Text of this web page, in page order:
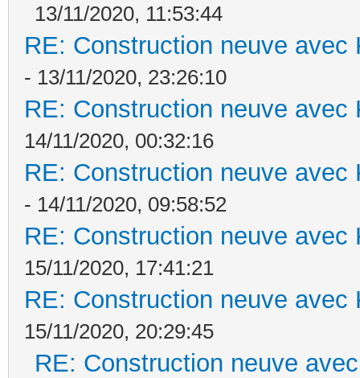
13/11/2020, 11:53:44
RE: Construction neuve avec
- 13/11/2020, 23:26:10
RE: Construction neuve avec
14/11/2020, 00:32:16
RE: Construction neuve avec
- 14/11/2020, 09:58:52
RE: Construction neuve avec
15/11/2020, 17:41:21
RE: Construction neuve avec
15/11/2020, 20:29:45
RE: Construction neuve